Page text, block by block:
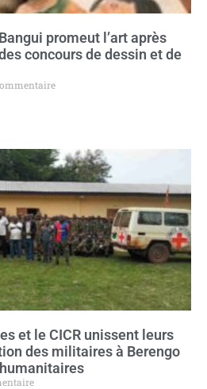
promeut l’art après
concours de dessin et de
et le CICR unissent leurs
des militaires à Berengo